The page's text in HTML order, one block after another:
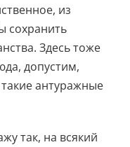
из
сохранить
Здесь тоже
допустим,
антуражные
так, на всякий